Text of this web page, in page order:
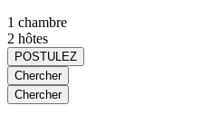
1 chambre
2 hôtes
POSTULEZ
Chercher
Chercher